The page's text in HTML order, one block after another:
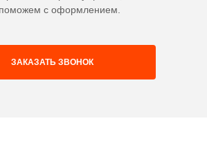
с оформлением.
ЗАКАЗАТЬ ЗВОНОК